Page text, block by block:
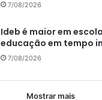
7/08/2026
Ideb é maior em
educação em tempo
7/08/2026
Mostrar mais